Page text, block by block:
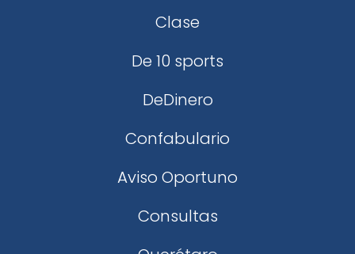
Clase
De 10 sports
DeDinero
Confabulario
Aviso Oportuno
Consultas